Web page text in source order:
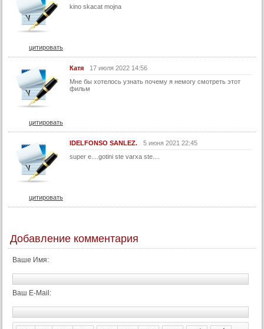
kino skacat mojna
цитировать
Катя
17 июля 2022 14:56
Мне бы хотелось узнать почему я немогу смотреть этот
фильм
цитировать
IDELFONSO SANLEZ.
5 июня 2021 22:45
super e....gotini ste varxa ste....
цитировать
Добавление комментария
Ваше Имя:
Ваш E-Mail: